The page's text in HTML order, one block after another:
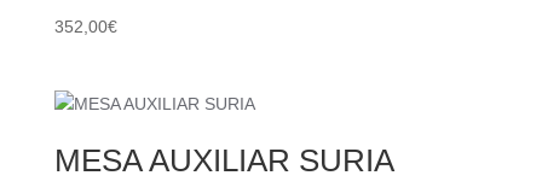
352,00€
MESA AUXILIAR SURIA